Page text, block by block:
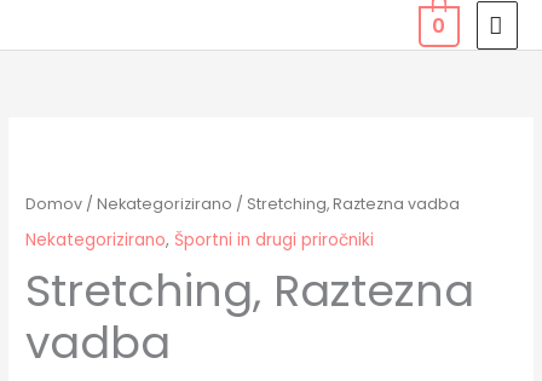
to
0
Domov /Nekategorizirano / Stretching, Raztezna vadba
Nekategorizirano, Športni in drugi priročniki
Stretching, Raztezna
vadba
vadba
količina